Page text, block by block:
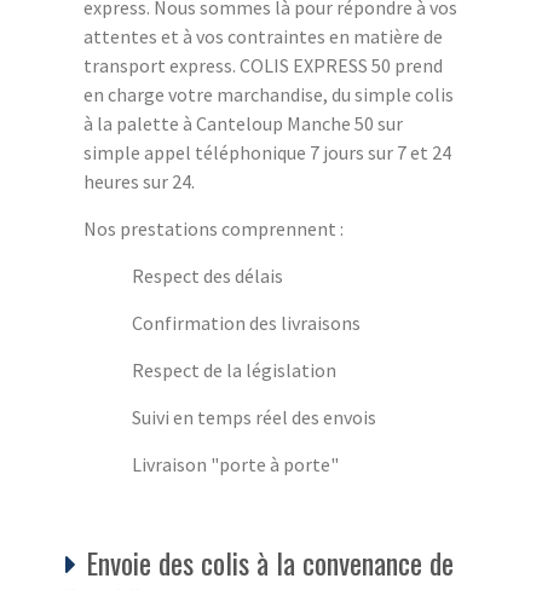
express. Nous sommes là pour répondre à vos
attentes et à vos contraintes en matière de
transport express. COLIS EXPRESS 50 prend
en charge votre marchandise, du simple colis
à la palette à Canteloup Manche 50 sur
simple appel téléphonique 7 jours sur 7 et 24
heures sur 24.
Nos prestations comprennent :
Respect des délais
Confirmation des livraisons
Respect de la législation
Suivi en temps réel des envois
Livraison "porte à porte"
Envoie des colis à la convenance de